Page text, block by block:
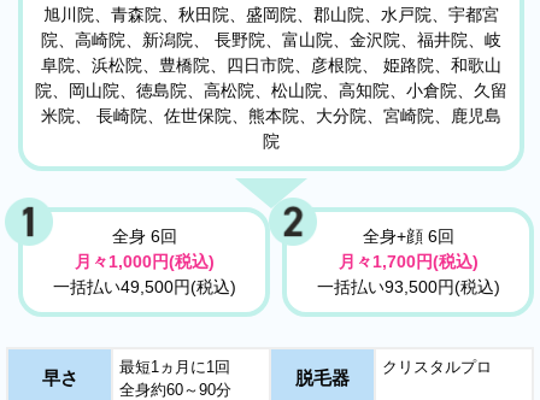
旭川院、青森院、秋田院、盛岡院、郡山院、水戸院、宇都宮
院、高崎院、新潟院、 長野院、富山院、金沢院、福井院、岐
阜院、浜松院、豊橋院、四日市院、彦根院、 姫路院、和歌山
院、岡山院、徳島院、高松院、松山院、高知院、小倉院、久留
米院、 長崎院、佐世保院、熊本院、大分院、宮崎院、鹿児島
院
全身 6回
月々1,000円(税込)
一括払い49,500円(税込)
全身+顔 6回
月々1,700円(税込)
一括払い93,500円(税込)
早さ
最短1ヵ月に1回
全身約60～90分
脱毛器
クリスタルプロ